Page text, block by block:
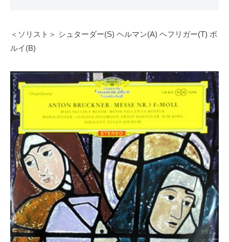
＜ソリスト＞ シュターダー(S) ヘルマン(A) ヘフリガー(T) ボ
ルイ(B)